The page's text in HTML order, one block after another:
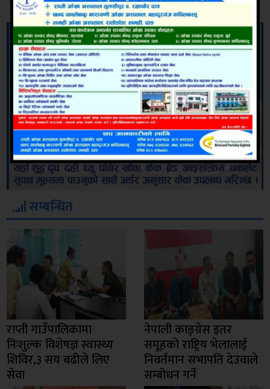
सम्बन्धित
राप्ती गाउँपालिकामा
निःशुल्क विशेषज्ञ स्वास्थ्य
शिविर,३ सय बढीले लिए
सेवा
नेपाली काङ्ग्रेस इतर
समूहको राष्ट्रिय भेलालाई
निवर्तमान सभापति देउवाले
सम्बोधन गर्ने